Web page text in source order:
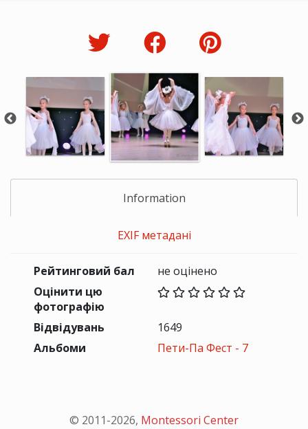
Information
EXIF метадані
Рейтинговий бал
не оцінено
Оцінити цю
фотографію
Відвідувань
1649
Альбоми
Пети-Па Фест - 7
© 2011-2026, Montessori Center